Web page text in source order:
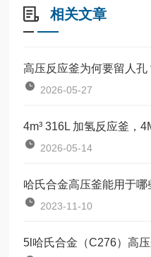
相关文章
高压反应釜为何要留人孔
2026-05-27
4m³ 316L 加氢反应釜，
2026-05-14
哈氏合金高压釜能用于哪
2023-11-10
5l哈氏合金（C276）高